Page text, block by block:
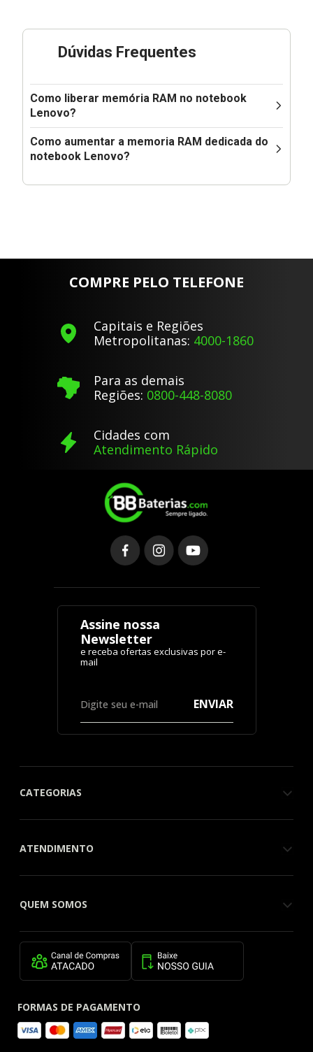
Dúvidas Frequentes
Como liberar memória RAM no notebook
Lenovo?
Como aumentar a memoria RAM dedicada do
notebook Lenovo?
COMPRE PELO TELEFONE
Capitais e Regiões
Metropolitanas: 4000-1860
Para as demais
Regiões: 0800-448-8080
Cidades com
Atendimento Rápido
Assine nossa
Newsletter
ENVIAR
CATEGORIAS
ATENDIMENTO
QUEM SOMOS
FORMAS DE PAGAMENTO